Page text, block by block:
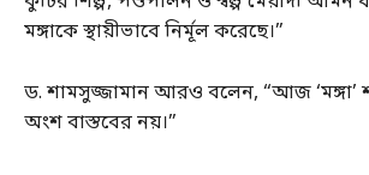
মঙ্গাকে স্থায়ীভাবে নির্মূল করেছে।”
ড. শামসুজ্জামান আরও বলেন, “আজ ‘মঙ্গা’
অংশ বাস্তবের নয়।”